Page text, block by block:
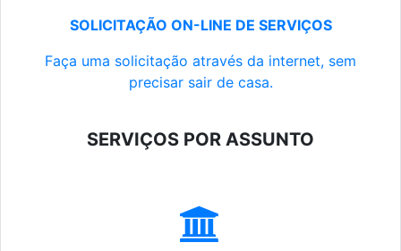
SOLICITAÇÃO ON-LINE DE SERVIÇOS
Faça uma solicitação através da internet, sem
precisar sair de casa.
SERVIÇOS POR ASSUNTO